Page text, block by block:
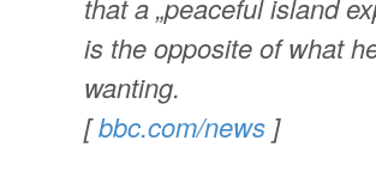
that a „peaceful island
is the opposite of what
wanting.
[bbc.com/news ]